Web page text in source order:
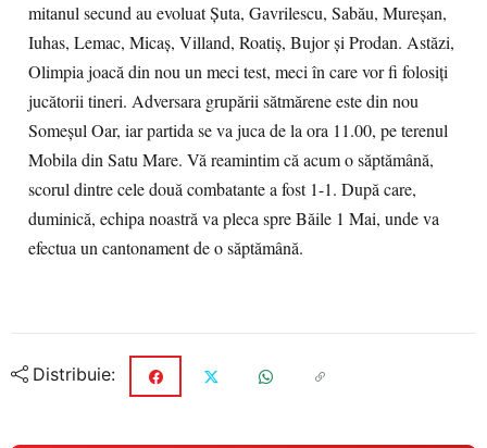
mitanul secund au evoluat Şuta, Gavrilescu, Sabău, Mureşan,
Iuhas, Lemac, Micaş, Villand, Roatiş, Bujor şi Prodan. Astăzi,
Olimpia joacă din nou un meci test, meci în care vor fi folosiţi
jucătorii tineri. Adversara grupării sătmărene este din nou
Someşul Oar, iar partida se va juca de la ora 11.00, pe terenul
Mobila din Satu Mare. Vă reamintim că acum o săptămână,
scorul dintre cele două combatante a fost 1-1. După care,
duminică, echipa noastră va pleca spre Băile 1 Mai, unde va
efectua un cantonament de o săptămână.
Distribuie: